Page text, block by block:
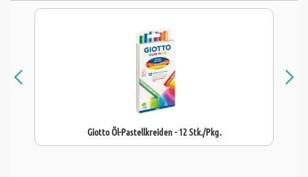
Giotto Öl-Pastellkreiden - 12 Stk./Pkg.